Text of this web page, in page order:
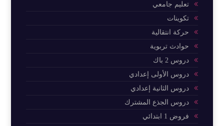
تعليم جامعي
تكوينات
حركة انتقالية
حوادث تربوية
دروس 2 باك
دروس الأولى إعدادي
دروس الثانية إعدادي
دروس الجذع المشترك
فروض 1 ابتدائي